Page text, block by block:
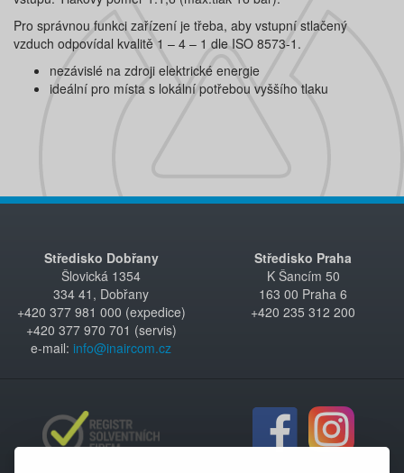
Pro správnou funkci zařízení je třeba, aby vstupní stlačený
vzduch odpovídal kvalitě 1 – 4 – 1 dle ISO 8573-1.
nezávislé na zdroji elektrické energie
ideální pro místa s lokální potřebou vyššího tlaku
Středisko Dobřany
Šlovická 1354
334 41, Dobřany
+420 377 981 000 (expedice)
+420 377 970 701 (servis)
e-mail: info@inaircom.cz
Středisko Praha
K Šancím 50
163 00 Praha 6
+420 235 312 200